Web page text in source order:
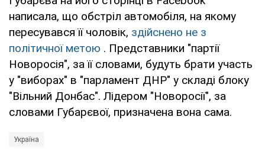
написала, що обстріл автомобіля, на якому
пересувався її чоловік, здійснено не з
політичної метою . Представники "партії
Новоросія", за її словами, будуть брати участь
у "виборах" в "парламент ДНР" у складі блоку
"Вільний Донбас". Лідером "Новоросії", за
словами Губарєвої, призначена вона сама.
Україна